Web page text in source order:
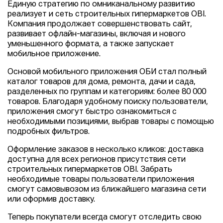
Единую стратегию по омниканальному развитию
реализует и сеть строительных гипермаркетов OBI.
Компания продолжает совершенствовать сайт,
развивает офлайн-магазины, включая и нового
уменьшенного формата, а также запускает
мобильное приложение.
Основой мобильного приложения ОБИ стал полный
каталог товаров для дома, ремонта, дачи и сада,
разделенных по группам и категориям: более 80 000
товаров. Благодаря удобному поиску пользователи,
приложения смогут быстро ознакомиться с
необходимыми позициями, выбрав товары с помощью
подробных фильтров.
Оформление заказов в несколько кликов: доставка
доступна для всех регионов присутствия сети
строительных гипермаркетов OBI. Забрать
необходимые товары пользователи приложения
смогут самовывозом из ближайшего магазина сети
или оформив доставку.
Теперь покупатели всегда смогут отследить свою